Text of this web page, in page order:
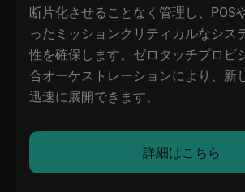
断片化させることなく管理し、POS
ったミッションクリティカルなシス
性を確保します。ゼロタッチプロビ
合オーケストレーションにより、新
迅速に展開できます。
詳細はこちら